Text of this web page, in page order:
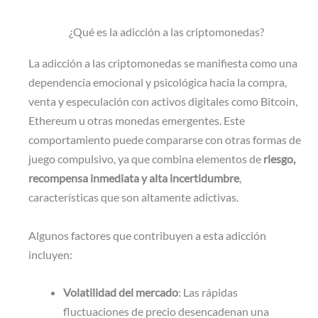
¿Qué es la adicción a las criptomonedas?
La adicción a las criptomonedas se manifiesta como una
dependencia emocional y psicológica hacia la compra,
venta y especulación con activos digitales como Bitcoin,
Ethereum u otras monedas emergentes. Este
comportamiento puede compararse con otras formas de
juego compulsivo, ya que combina elementos de riesgo,
recompensa inmediata y alta incertidumbre,
características que son altamente adictivas.
Algunos factores que contribuyen a esta adicción
incluyen:
Volatilidad del mercado: Las rápidas
fluctuaciones de precio desencadenan una